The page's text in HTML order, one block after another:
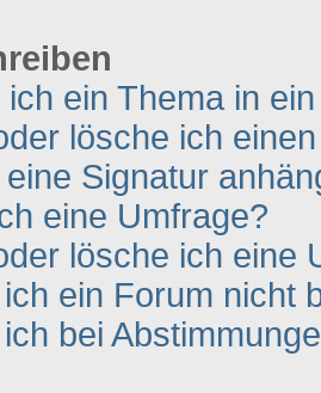
ein Thema in
lösche ich
Signatur
eine Umfrage?
lösche ich eine
ein Forum nicht
bei